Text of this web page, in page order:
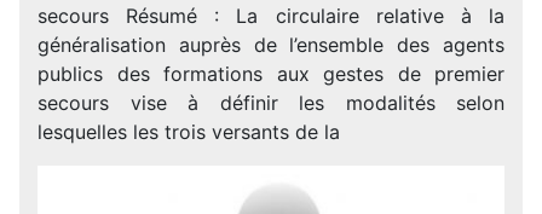
secours Résumé : La circulaire relative à la
généralisation auprès de l’ensemble des agents
publics des formations aux gestes de premier
secours vise à définir les modalités selon
lesquelles les trois versants de la